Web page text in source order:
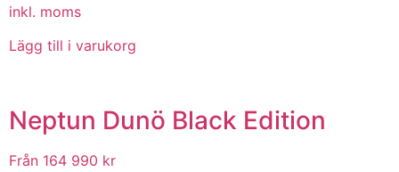
inkl. moms
Lägg till i varukorg
Neptun Dunö Black Edition
Från 164 990 kr